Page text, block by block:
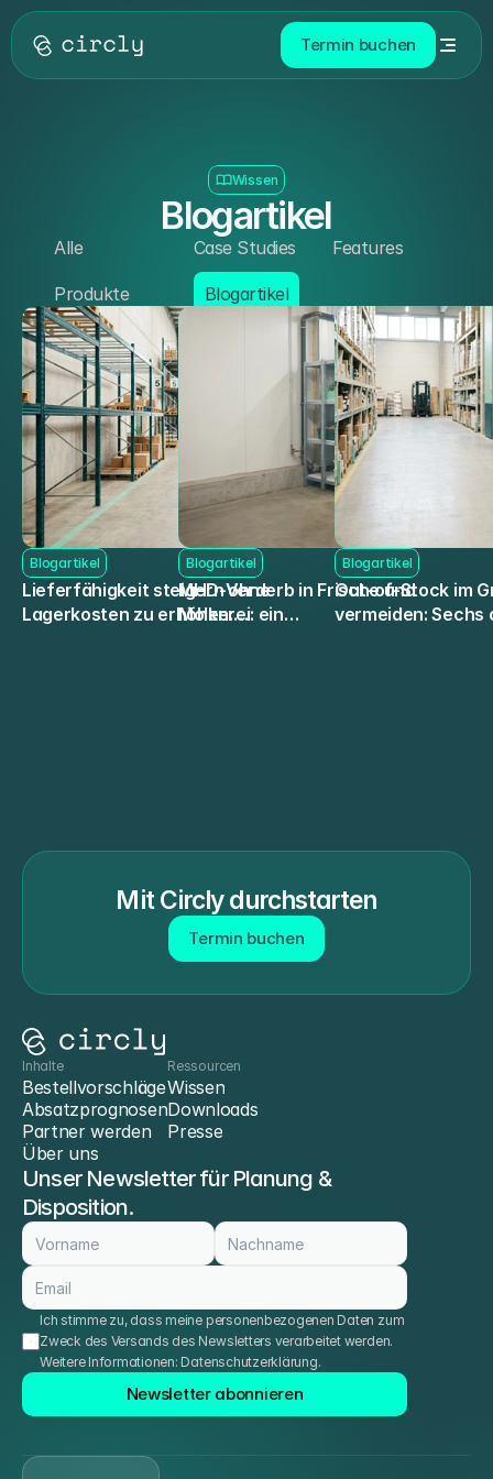
Termin buchen
Wissen
Blogartikel
Alle Case Studies Features
Produkte Blogartikel
Blogartikel
Lieferfähigkeit steigern ohne
Lagerkosten zu erhöhen:
Blogartikel
MHD-Verderb in Frische und
Molkerei: ein
Blogartikel
Out-of-Stock im
vermeiden: Sechs
Mit Circly durchstarten
Termin buchen
Inhalte
Bestellvorschläge
Absatzprognosen
Partner werden
Über uns
Ressourcen
Wissen
Downloads
Presse
Unser Newsletter für Planung &
Disposition.
Ich stimme zu, dass meine personenbezogenen Daten zum
Zweck des Versands des Newsletters verarbeitet werden.
Weitere Informationen: Datenschutzerklärung.
Newsletter abonnieren